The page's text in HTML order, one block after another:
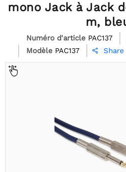
mono Jack à Jack
m,
Numéro d'article PAC137
Modèle PAC137  Share